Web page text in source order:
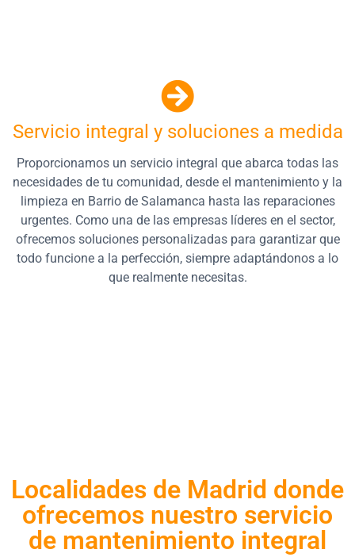
Servicio integral y soluciones a medida
Proporcionamos un servicio integral que abarca todas las
necesidades de tu comunidad, desde el mantenimiento y la
limpieza en Barrio de Salamanca hasta las reparaciones
urgentes. Como una de las empresas líderes en el sector,
ofrecemos soluciones personalizadas para garantizar que
todo funcione a la perfección, siempre adaptándonos a lo
que realmente necesitas.
Localidades de Madrid donde
ofrecemos nuestro servicio
de mantenimiento integral